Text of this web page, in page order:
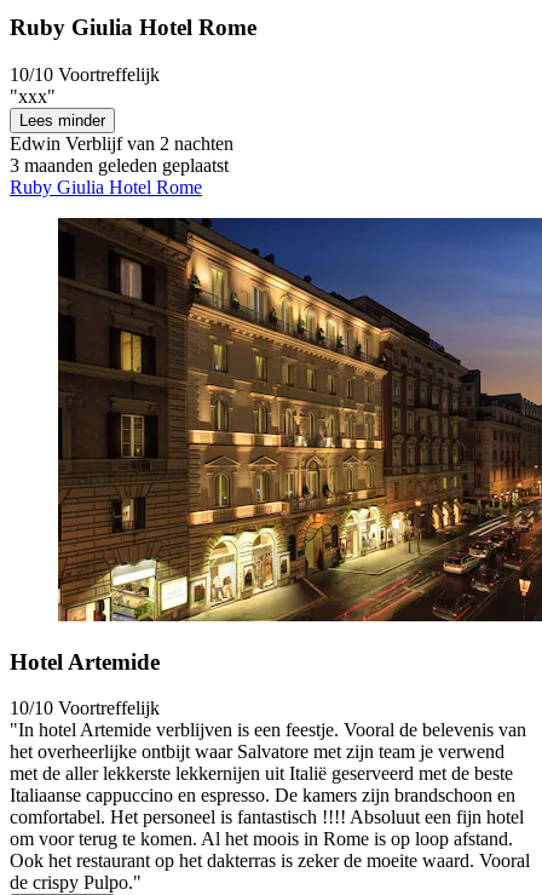
Ruby Giulia Hotel Rome
10/10 Voortreffelijk
"xxx"
Lees minder
Edwin Verblijf van 2 nachten
3 maanden geleden geplaatst
Ruby Giulia Hotel Rome
Hotel Artemide
10/10 Voortreffelijk
"In hotel Artemide verblijven is een feestje. Vooral de belevenis van
het overheerlijke ontbijt waar Salvatore met zijn team je verwend
met de aller lekkerste lekkernijen uit Italië geserveerd met de beste
Italiaanse cappuccino en espresso. De kamers zijn brandschoon en
comfortabel. Het personeel is fantastisch !!!! Absoluut een fijn hotel
om voor terug te komen. Al het moois in Rome is op loop afstand.
Ook het restaurant op het dakterras is zeker de moeite waard. Vooral
de crispy Pulpo."